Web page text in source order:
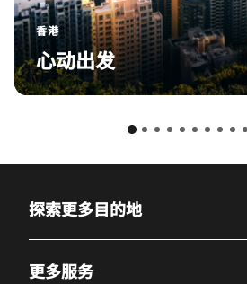
香港
心动出发
探索更多目的地
更多服务